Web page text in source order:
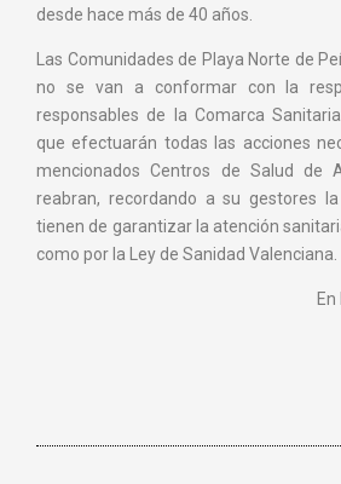
desde hace más de 40 años.
Las Comunidades de Playa Norte de
no se van a conformar con la
responsables de la Comarca
que efectuarán todas las acciones
mencionados Centros de Salud de
reabran, recordando a su gestores
tienen de garantizar la atención
como por la Ley de Sanidad Valenciana.